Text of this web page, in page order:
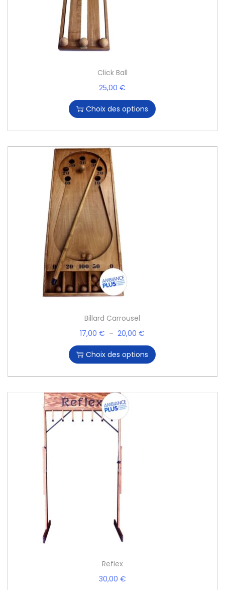
Click Ball
25,00€
Choix des options
Billard Carrousel
17,00€ – 20,00€
Choix des options
Reflex
30,00 €